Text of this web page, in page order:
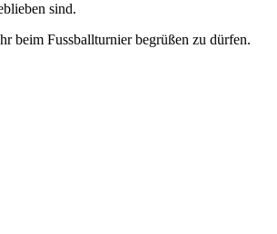
sind.
beim Fussballturnier begrüßen zu dürfen.